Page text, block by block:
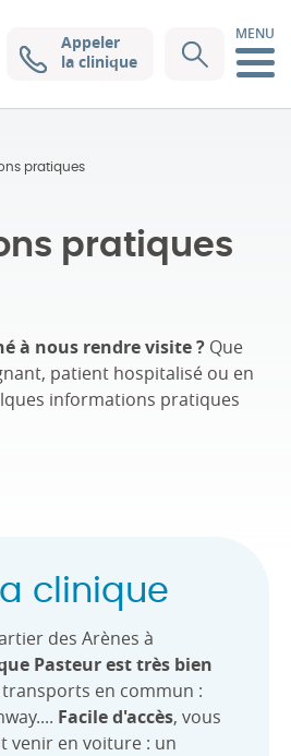
Appeler
la clinique
MENU
pratiques
pratiques
à nous rendre visite ? Que
patient hospitalisé ou en
informations pratiques
clinique
des Arènes à
Pasteur est très bien
en commun :
Facile d'accès, vous
venir en voiture : un